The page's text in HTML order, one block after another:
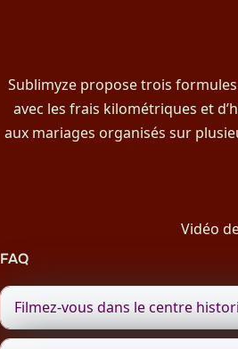
Sublimyze propose trois
avec les frais kilométriques et
aux mariages organisés sur
Vidéo
FAQ
Filmez-vous dans le centre